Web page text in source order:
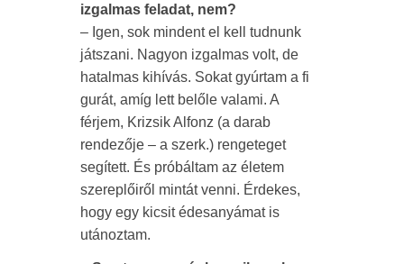
izgalmas feladat, nem?
– Igen, sok mindent el kell tudnunk
játszani. Nagyon izgalmas volt, de
hatalmas kihívás. Sokat gyúrtam a fi
gurát, amíg lett belőle valami. A
férjem, Krizsik Alfonz (a darab
rendezője – a szerk.) rengeteget
segített. És próbáltam az életem
szereplőiről mintát venni. Érdekes,
hogy egy kicsit édesanyámat is
utánoztam.